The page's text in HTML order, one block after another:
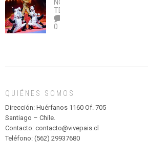
legalice
el
abuso”
DE
TEATRO
Y
MADAGASCAR
PARQUE
HURATDO
NOTICIAS
TEATRO
0
QUIÉNES SOMOS
Dirección: Huérfanos 1160 Of. 705
Santiago – Chile.
Contacto: contacto@vivepais.cl
Teléfono: (562) 29937680